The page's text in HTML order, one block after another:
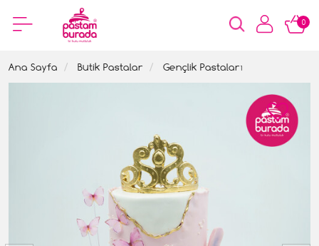
0
Ana Sayfa Butik Pastalar Gençlik Pastaları